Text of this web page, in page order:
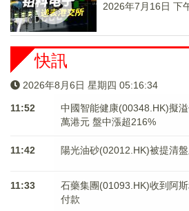
2026年7月16日 下
快訊
2026年8月6日 星期四 05:16:35
11:52
中國智能健康(00348.HK)擬
萬港元 ​​​​​​​盤中漲超216%
11:42 陽光油砂(02012.HK)被提清
11:33
石藥集團(01093.HK)收到阿
付款